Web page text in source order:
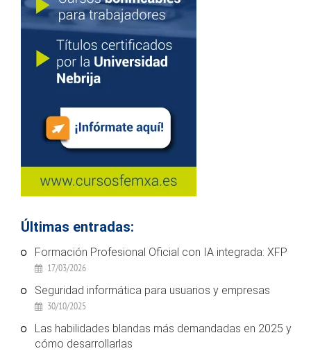
Últimas entradas:
Formación Profesional Oficial con IA integrada: XFP
17/03/2026
Seguridad informática para usuarios y empresas
30/10/2025
Las habilidades blandas más demandadas en 2025 y
cómo desarrollarlas